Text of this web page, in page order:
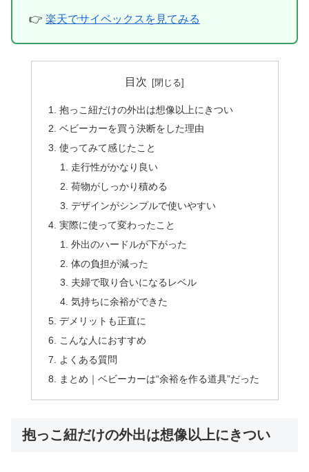
👉 楽天でサイベックスを見てみる
目次
抱っこ紐だけの外出は想像以上にきつい
ベビーカーを買う決断をした理由
使ってみて感じたこと
走行性がかなり良い
荷物がしっかり積める
デザインがシンプルで使いやすい
実際に使って変わったこと
外出のハードルが下がった
体の負担が減った
夫婦で取り合いになるレベル
気持ちに余裕ができた
デメリットも正直に
こんな人におすすめ
よくある質問
まとめ｜ベビーカーは“余裕を作る道具”だった
抱っこ紐だけの外出は想像以上にきつい